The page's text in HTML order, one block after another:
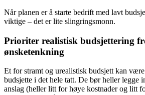
Når planen er å starte bedrift med lavt
viktige – det er lite slingringsmonn.
Prioriter realistisk budsjettering
ønsketenkning
Et for stramt og urealistisk budsjett kan
budsjette i det hele tatt. De bør heller legge
anslag (heller litt for høye kostnader og litt